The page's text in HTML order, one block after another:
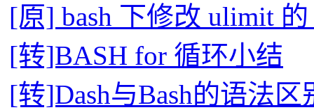
[原] bash 下修改 ulimit 的
[转]BASH for 循环小结
[转]Dash与Bash的语法区